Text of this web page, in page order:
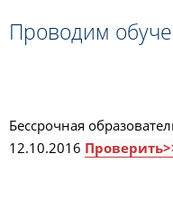
Проводим
Бессрочная
12.10.2016